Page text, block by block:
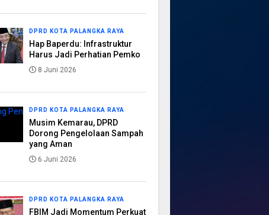
DPRD KOTA PALANGKA RAYA
Hap Baperdu: Infrastruktur
Harus Jadi Perhatian Pemko
8 Juni 2026
DPRD KOTA PALANGKA RAYA
Musim Kemarau, DPRD
Dorong Pengelolaan Sampah
yang Aman
6 Juni 2026
DPRD KOTA PALANGKA RAYA
FBIM Jadi Momentum Perkuat